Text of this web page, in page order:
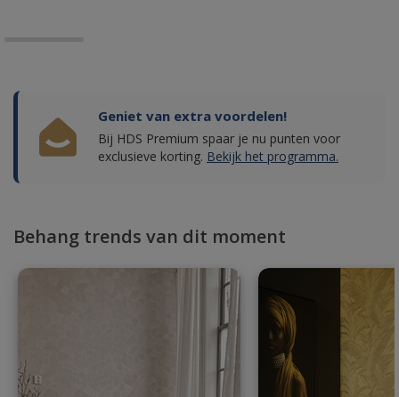
Geniet van extra voordelen!
Bij HDS Premium spaar je nu punten voor
exclusieve korting. Bekijk het programma.
Behang trends van dit moment